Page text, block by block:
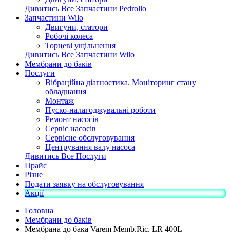
Дивитись Все Запчастини Pedrollo
Запчастини Wilo
Двигуни, статори
Робочі колеса
Торцеві ущільнення
Дивитись Все Запчастини Wilo
Мембрани до баків
Послуги
Вібраційна діагностика. Моніторинг стану
обладнання
Монтаж
Пуско-налагоджувальні роботи
Ремонт насосів
Сервіс насосів
Сервісне обслуговування
Центрування валу насоса
Дивитись Все Послуги
Прайс
Різне
Подати заявку на обслуговування
Акції
Головна
Мембрани до баків
Мембрана до бака Varem Memb.Ric. LR 400L